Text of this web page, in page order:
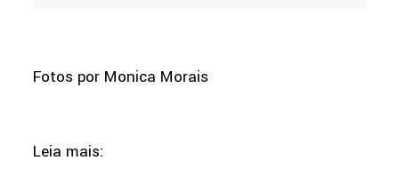
Fotos por Monica Morais
Leia mais: